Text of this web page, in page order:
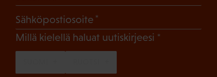
Sähköpostiosoite
Millä kielellä haluat uutiskirjeesi (Pakollinen)